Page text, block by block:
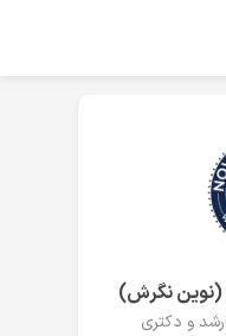
(نوین نگرش)
و دکتری